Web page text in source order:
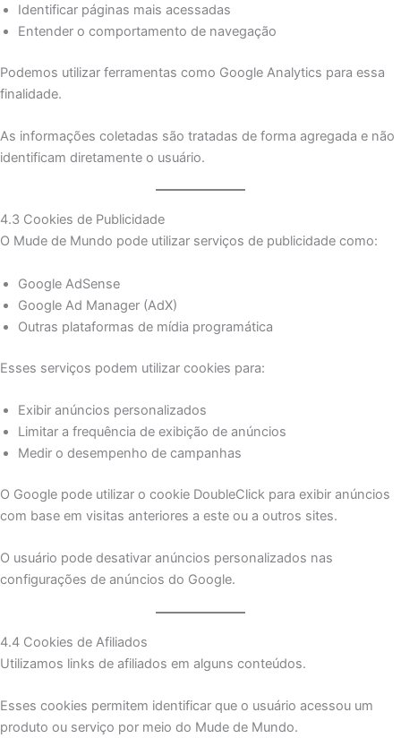
Identificar páginas mais acessadas
Entender o comportamento de navegação
Podemos utilizar ferramentas como Google Analytics para essa
finalidade.
As informações coletadas são tratadas de forma agregada e não
identificam diretamente o usuário.
4.3 Cookies de Publicidade
O Mude de Mundo pode utilizar serviços de publicidade como:
Google AdSense
Google Ad Manager (AdX)
Outras plataformas de mídia programática
Esses serviços podem utilizar cookies para:
Exibir anúncios personalizados
Limitar a frequência de exibição de anúncios
Medir o desempenho de campanhas
O Google pode utilizar o cookie DoubleClick para exibir anúncios
com base em visitas anteriores a este ou a outros sites.
O usuário pode desativar anúncios personalizados nas
configurações de anúncios do Google.
4.4 Cookies de Afiliados
Utilizamos links de afiliados em alguns conteúdos.
Esses cookies permitem identificar que o usuário acessou um
produto ou serviço por meio do Mude de Mundo.